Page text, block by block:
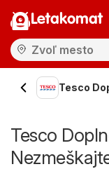
Letakomat
Tesco
Tesco